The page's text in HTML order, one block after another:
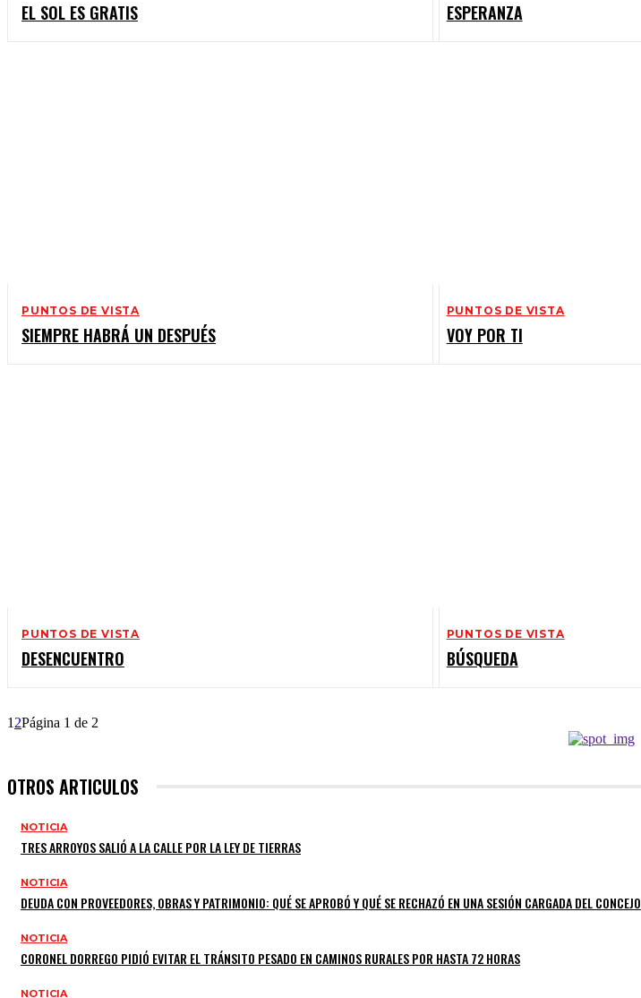
EL SOL ES GRATIS ESPERANZA
PUNTOS DE VISTA
SIEMPRE HABRÁ UN DESPUÉS
PUNTOS DE VISTA
VOY POR TI
PUNTOS DE VISTA
DESENCUENTRO
PUNTOS DE VISTA
BÚSQUEDA
1 2Página 1 de 2
OTROS ARTICULOS
NOTICIA
TRES ARROYOS SALIÓ A LA CALLE POR LA LEY DE TIERRAS
NOTICIA
DEUDA CON PROVEEDORES, OBRAS Y PATRIMONIO: QUÉ SE APROBÓ Y QUÉ SE RECHAZÓ EN UNA SESIÓN CARGADA DEL CONCEJO
NOTICIA
CORONEL DORREGO PIDIÓ EVITAR EL TRÁNSITO PESADO EN CAMINOS RURALES POR HASTA 72 HORAS
NOTICIA